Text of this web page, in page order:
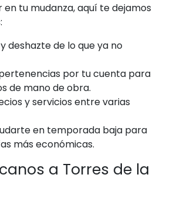
en tu mudanza, aquí te dejamos
deshazte de lo que ya no
por tu cuenta para
de mano de obra.
y servicios entre varias
en temporada baja para
más económicas.
a Torres de la